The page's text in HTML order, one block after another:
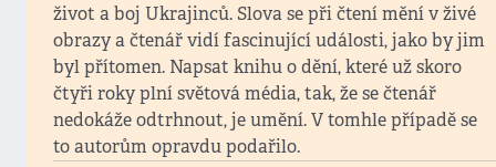
život a boj Ukrajinců. Slova se při čtení mění v živé
obrazy a čtenář vidí fascinující události, jako by jim
byl přítomen. Napsat knihu o dění, které už skoro
čtyři roky plní světová média, tak, že se čtenář
nedokáže odtrhnout, je umění. V tomhle případě se
to autorům opravdu podařilo.